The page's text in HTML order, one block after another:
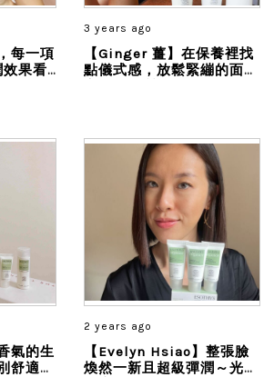
每一項
果看
3 years ago
【Ginger 薑】在保養裡找
點儀式感，放鬆緊繃的面
氣的生
舒適、
2 years ago
【Evelyn Hsiao】整張臉
煥然一新且超級彈潤～光澤